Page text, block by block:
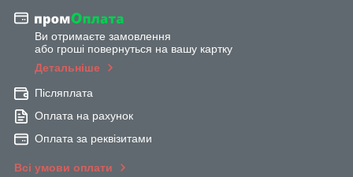
Ви отримаєте замовлення
або гроші повернуться на вашу картку
Детальніше
Післяплата
Оплата на рахунок
Оплата за реквізитами
Всі умови оплати